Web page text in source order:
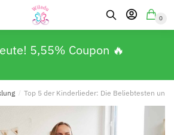
0
5,55% Coupon 🔥
/ Top 5 der Kinderlieder: Die Beliebtesten und